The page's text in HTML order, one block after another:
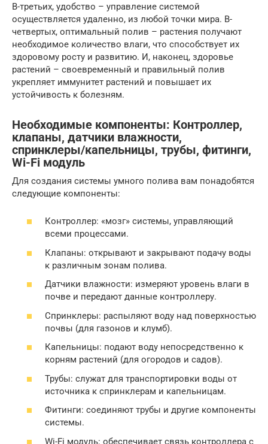
В-третьих, удобство – управление системой
осуществляется удаленно, из любой точки мира. В-
четвертых, оптимальный полив – растения получают
необходимое количество влаги, что способствует их
здоровому росту и развитию. И, наконец, здоровье
растений – своевременный и правильный полив
укрепляет иммунитет растений и повышает их
устойчивость к болезням.
Необходимые компоненты: Контроллер,
клапаны, датчики влажности,
спринклеры/капельницы, трубы, фитинги,
Wi-Fi модуль
Для создания системы умного полива вам понадобятся
следующие компоненты:
Контроллер: «мозг» системы, управляющий
всеми процессами.
Клапаны: открывают и закрывают подачу воды
к различным зонам полива.
Датчики влажности: измеряют уровень влаги в
почве и передают данные контроллеру.
Спринклеры: распыляют воду над поверхностью
почвы (для газонов и клумб).
Капельницы: подают воду непосредственно к
корням растений (для огородов и садов).
Трубы: служат для транспортировки воды от
источника к спринклерам и капельницам.
Фитинги: соединяют трубы и другие компоненты
системы.
Wi-Fi модуль: обеспечивает связь контроллера с